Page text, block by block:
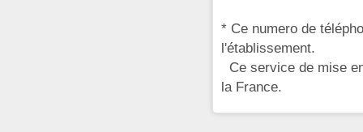
* Ce numero de
l'établissement.
Ce service de mise
la France.